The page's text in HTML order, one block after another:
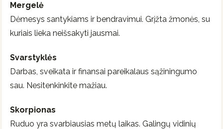
Mergelė
Dėmesys santykiams ir bendravimui. Grįžta žmonės, su
kuriais lieka neišsakyti jausmai.
Svarstyklės
Darbas, sveikata ir finansai pareikalaus sąžiningumo
sau. Nesitenkinkite mažiau.
Skorpionas
Ruduo yra svarbiausias metų laikas. Galingų vidinių